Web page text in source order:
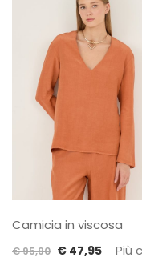
Camicia in viscosa
€95,90 Il
€ 47,95Il
Più